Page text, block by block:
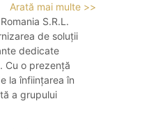
Arată mai multe >>
S.R.L.
de soluții
dedicate
Cu o prezență
la înființarea în
a grupului